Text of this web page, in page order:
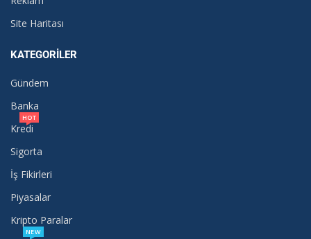
Site Haritası
KATEGORILER
Gündem
Banka
Kredi
HOT
Sigorta
İş Fikirleri
Piyasalar
Kripto Paralar
NEW